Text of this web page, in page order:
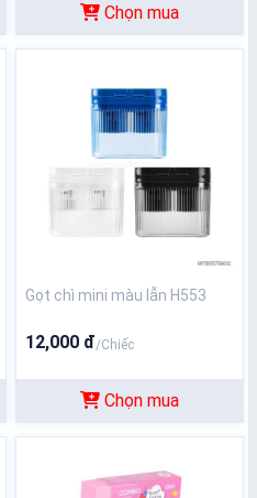
Chọn mua
Gọt chì mini màu lẫn H553
12,000 đ/Chiếc
Chọn mua